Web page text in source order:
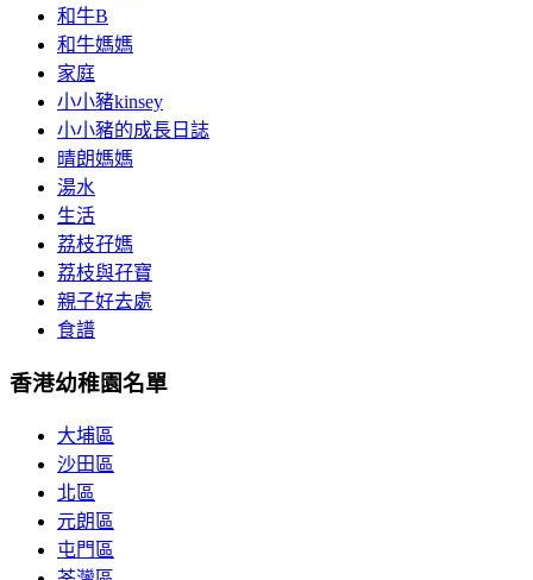
和牛B
和牛媽媽
家庭
小小豬kinsey
小小豬的成長日誌
晴朗媽媽
湯水
生活
荔枝孖媽
荔枝與孖寶
親子好去處
食譜
香港幼稚園名單
大埔區
沙田區
北區
元朗區
屯門區